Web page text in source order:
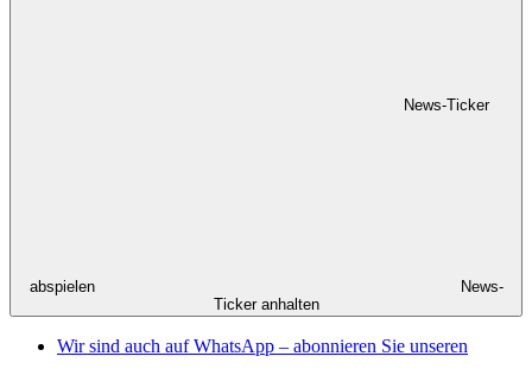
News-Ticker
abspielen
News-
Ticker anhalten
Wir sind auch auf WhatsApp – abonnieren Sie unseren